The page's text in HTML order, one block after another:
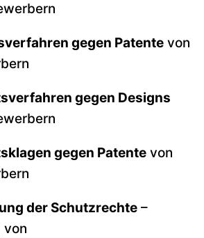
gegen Patente von
gegen Designs
gegen Patente von
der Schutzrechte –
von